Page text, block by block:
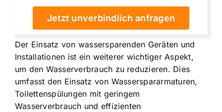
Jetzt unverbindlich anfragen
Der Einsatz von wassersparenden Geräten und
Installationen ist ein weiterer wichtiger Aspekt,
um den Wasserverbrauch zu reduzieren. Dies
umfasst den Einsatz von Wasserspararmaturen,
Toilettenspülungen mit geringem
Wasserverbrauch und effizienten